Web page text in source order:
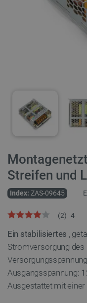
Streifen und
Index: ZAS-09645
4
(2)
Ein stabilisiertes ,
Stromversorgung des
Ausgangsspannung:
Ausgestattet mit